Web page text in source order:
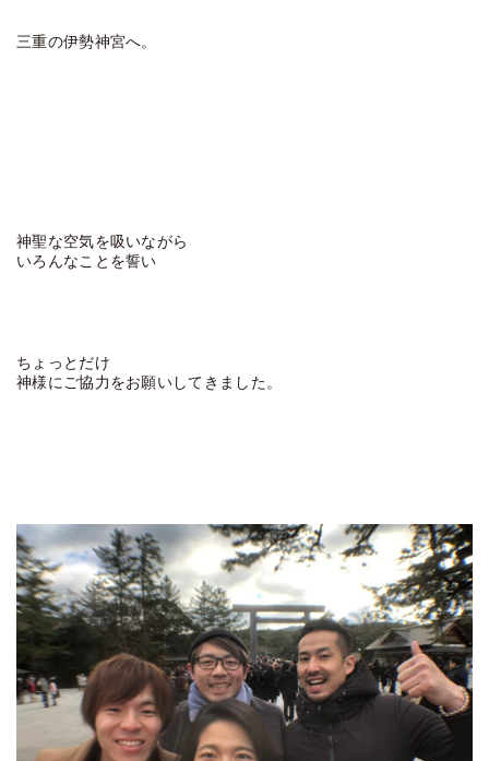
三重の伊勢神宮へ。
神聖な空気を吸いながら
いろんなことを誓い
ちょっとだけ
神様にご協力をお願いしてきました。